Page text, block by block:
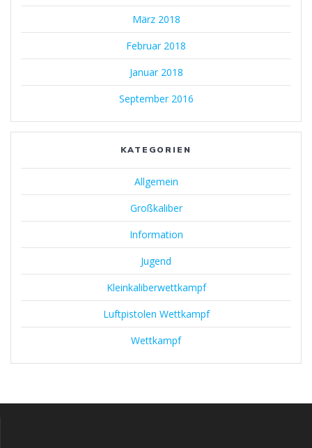
März 2018
Februar 2018
Januar 2018
September 2016
KATEGORIEN
Allgemein
Großkaliber
Information
Jugend
Kleinkaliberwettkampf
Luftpistolen Wettkampf
Wettkampf